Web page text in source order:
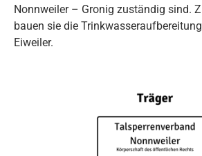
Nonnweiler – Gronig zuständig sind.
bauen sie die
Eiweiler.